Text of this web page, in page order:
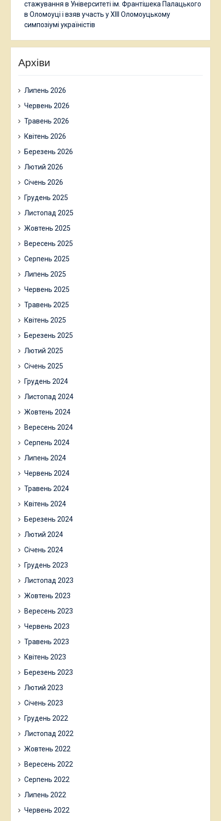
стажування в Університеті ім. Франтішека Палацького
в Оломоуці і взяв участь у ХІІІ Оломоуцькому
симпозіумі україністів
Архіви
Липень 2026
Червень 2026
Травень 2026
Квітень 2026
Березень 2026
Лютий 2026
Січень 2026
Грудень 2025
Листопад 2025
Жовтень 2025
Вересень 2025
Серпень 2025
Липень 2025
Червень 2025
Травень 2025
Квітень 2025
Березень 2025
Лютий 2025
Січень 2025
Грудень 2024
Листопад 2024
Жовтень 2024
Вересень 2024
Серпень 2024
Липень 2024
Червень 2024
Травень 2024
Квітень 2024
Березень 2024
Лютий 2024
Січень 2024
Грудень 2023
Листопад 2023
Жовтень 2023
Вересень 2023
Червень 2023
Травень 2023
Квітень 2023
Березень 2023
Лютий 2023
Січень 2023
Грудень 2022
Листопад 2022
Жовтень 2022
Вересень 2022
Серпень 2022
Липень 2022
Червень 2022